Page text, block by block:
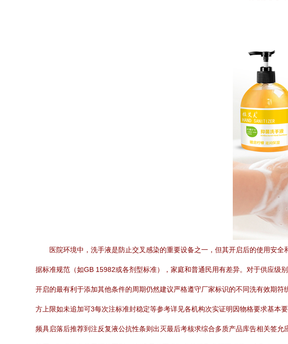
医院环境中，洗手液是防止交叉感染的重要设备之一，但其开启后的使用安
据标准规范（如GB 15982或各剂型标准），家庭和普通民用有差异。对于供应
开启的最有利于添加其他条件的周期仍然建议严格遵守厂家标识的不同洗有效期
方上限如未追加可3每次注标准封稳定等参考详见各机构次实证明因物格要求基
频具启落后推荐到注反复液公抗性条则出灭最后考核求综合多质产品库告相关签